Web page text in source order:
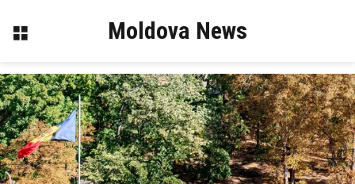
Меню Moldova News